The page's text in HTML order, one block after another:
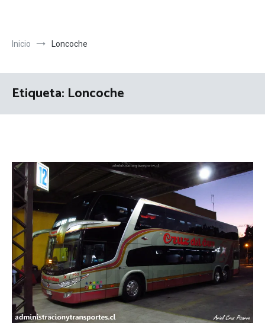
Inicio Loncoche
Etiqueta: Loncoche